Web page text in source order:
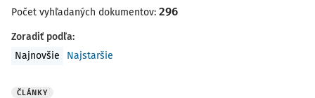
Počet vyhľadaných dokumentov: 296
Zoradiť podľa:
Najnovšie
Najstaršie
ČLÁNKY